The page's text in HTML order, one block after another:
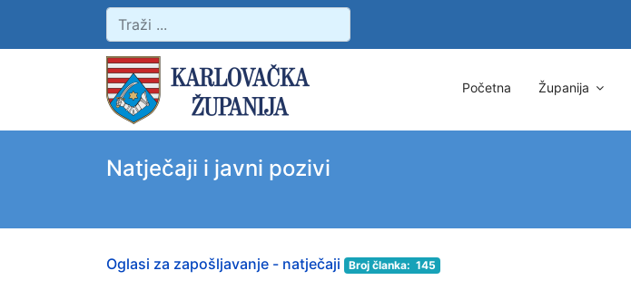
Početna Županija
Natječaji i javni pozivi
Oglasi za zapošljavanje - natječaji Broj članka: 145